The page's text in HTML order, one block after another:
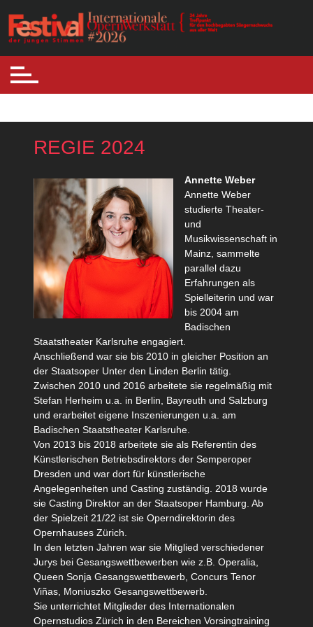
content
Internationale Opernwerkstatt
Festival der jungen Stimmen
REGIE 2024
Annette Weber
Annette Weber
studierte Theater-
und
Musikwissenschaft in
Mainz, sammelte
parallel dazu
Erfahrungen als
Spielleiterin und war
bis 2004 am
Badischen
Staatstheater Karlsruhe engagiert.
Anschließend war sie bis 2010 in gleicher Position an
der Staatsoper Unter den Linden Berlin tätig.
Zwischen 2010 und 2016 arbeitete sie regelmäßig mit
Stefan Herheim u.a. in Berlin, Bayreuth und Salzburg
und erarbeitet eigene Inszenierungen u.a. am
Badischen Staatstheater Karlsruhe.
Von 2013 bis 2018 arbeitete sie als Referentin des
Künstlerischen Betriebsdirektors der Semperoper
Dresden und war dort für künstlerische
Angelegenheiten und Casting zuständig. 2018 wurde
sie Casting Direktor an der Staatsoper Hamburg. Ab
der Spielzeit 21/22 ist sie Operndirektorin des
Opernhauses Zürich.
In den letzten Jahren war sie Mitglied verschiedener
Jurys bei Gesangswettbewerben wie z.B. Operalia,
Queen Sonja Gesangswettbewerb, Concurs Tenor
Viñas, Moniuszko Gesangswettbewerb.
Sie unterrichtet Mitglieder des Internationalen
Opernstudios Zürich in den Bereichen Vorsingtraining